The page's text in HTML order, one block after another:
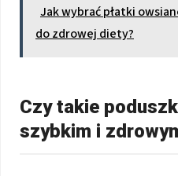
Jak wybrać płatki
do zdrowej diety?
Czy takie
szybkim i